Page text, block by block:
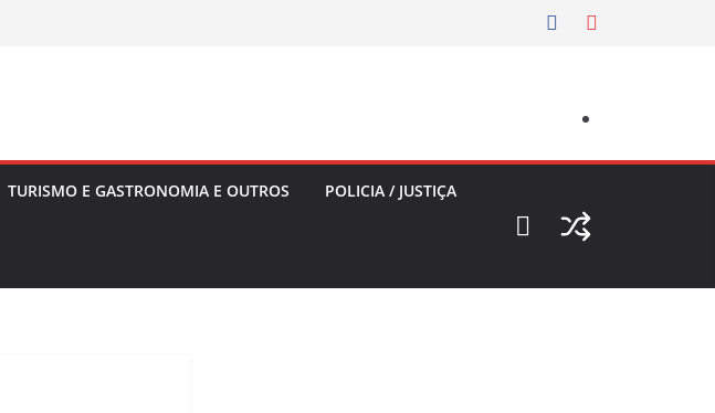
TURISMO E GASTRONOMIA E OUTROS POLICIA / JUSTIÇA